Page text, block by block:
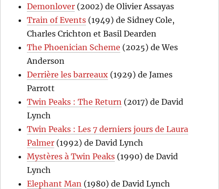
Demonlover (2002) de Olivier Assayas
Train of Events (1949) de Sidney Cole,
Charles Crichton et Basil Dearden
The Phoenician Scheme (2025) de Wes
Anderson
Derrière les barreaux (1929) de James
Parrott
Twin Peaks : The Return (2017) de David
Lynch
Twin Peaks : Les 7 derniers jours de Laura
Palmer (1992) de David Lynch
Mystères à Twin Peaks (1990) de David
Lynch
Elephant Man (1980) de David Lynch